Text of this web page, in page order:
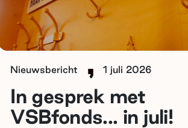
Nieuwsbericht 1 juli 2026
In gesprek met
VSBfonds... in juli!